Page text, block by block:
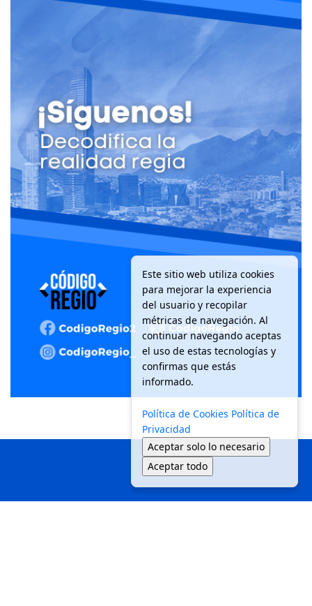
Este sitio web utiliza cookies
para mejorar la experiencia
del usuario y recopilar
métricas de navegación. Al
continuar navegando aceptas
el uso de estas tecnologías y
confirmas que estás
informado.
Política de Cookies Política de
Privacidad
Aceptar solo lo necesario
Aceptar todo